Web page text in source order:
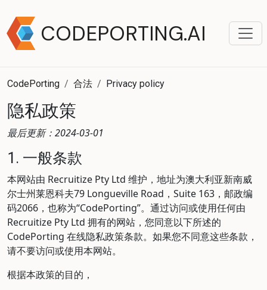
CODEPORTING.AI
CodePorting 合法 Privacy policy
隐私政策
最后更新：2024-03-01
1. 一般条款
本网站由 Recruitize Pty Ltd 维护，地址为澳大利亚新南威
尔士州莱恩科夫79 Longueville Road，Suite 163，邮政编
码2066，也称为“CodePorting”。通过访问或使用任何由
Recruitize Pty Ltd 拥有的网站，您同意以下所述的
CodePorting 在线隐私政策条款。如果您不同意这些条款，
请不要访问或使用本网站。
根据本政策的目的，